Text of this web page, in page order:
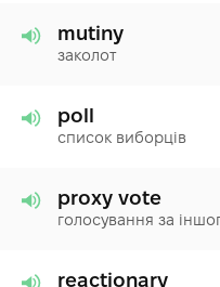
mutiny
заколот
poll
список виборців
proxy vote
голосування за
reactionary